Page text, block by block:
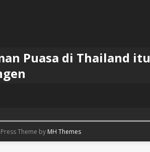
Puasa di Thailand itu
Theme by MH Themes